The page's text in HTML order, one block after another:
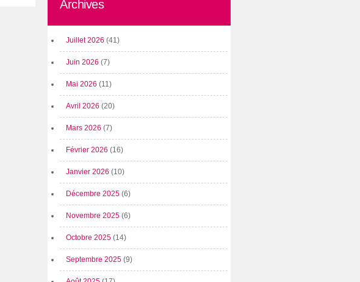
Archives
Juillet 2026 (41)
Juin 2026 (7)
Mai 2026 (11)
Avril 2026 (20)
Mars 2026 (7)
Février 2026 (16)
Janvier 2026 (10)
Décembre 2025 (6)
Novembre 2025 (6)
Octobre 2025 (14)
Septembre 2025 (9)